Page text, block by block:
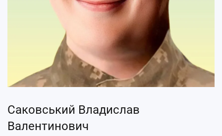
Саковський Владислав
Валентинович